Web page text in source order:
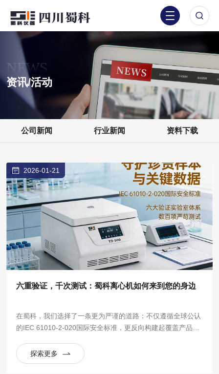
NEWS
资讯/活动
公司新闻 行业新闻 资料下载
2026-01-21
六重验证，千次测试：蜀科离心机如何来到您的身边
在蜀科，我们选择了一条更为严谨的道路：不仅遵循全球公认
的IEC 61010-2-020国际安全标准，更反向构建起覆盖产品全
拆解为数百项可量化、可重复的严苛测试。
探索更多